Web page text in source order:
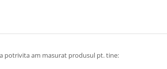
potrivita am masurat produsul pt. tine: